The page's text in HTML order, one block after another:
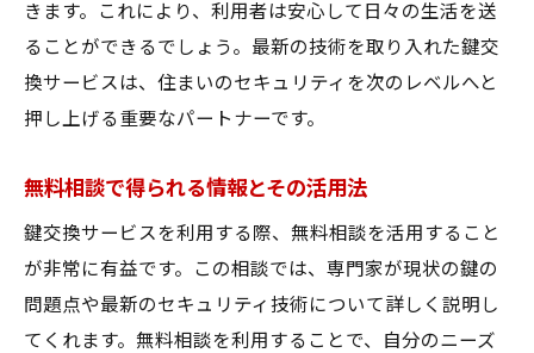
きます。これにより、利用者は安心して日々の生活を送
ることができるでしょう。最新の技術を取り入れた鍵交
換サービスは、住まいのセキュリティを次のレベルへと
押し上げる重要なパートナーです。
無料相談で得られる情報とその活用法
鍵交換サービスを利用する際、無料相談を活用すること
が非常に有益です。この相談では、専門家が現状の鍵の
問題点や最新のセキュリティ技術について詳しく説明し
てくれます。無料相談を利用することで、自分のニーズ